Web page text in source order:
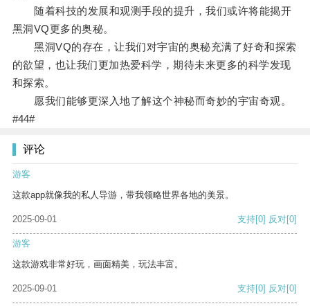
随着科技的发展和观测手段的提升，我们或许将能揭开
黑洞VQ更多的奥秘。
黑洞VQ的存在，让我们对宇宙的奥秘充满了好奇和探索
的欲望，也让我们更加热爱科学，期待未来更多的科学发现
和探索。
愿我们能够更深入地了解这个神秘而奇妙的宇宙奇观。
#44#
评论
游客
这款app就像我的私人导游，带我领略世界各地的美景。
2025-09-01 支持[0] 反对[0]
游客
这款游戏非常好玩，画面精美，玩法丰富。
2025-09-01 支持[0] 反对[0]